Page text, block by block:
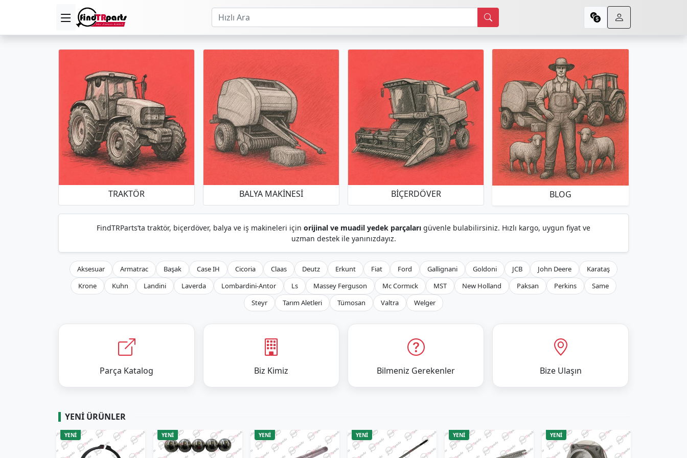
TRAKTÖR BALYA MAKINESI BIÇERDÖVER BLOG
FindTRParts’ta traktör, biçerdöver, balya ve iş makineleri için orijinal ve muadil yedek parçaları güvenle bulabilirsiniz. Hızlı kargo, uygun fiyat ve
uzman destek ile yanınızdayız.
Aksesuar Armatrac Başak Case IH Cicoria Claas Deutz Erkunt Fiat Ford Gallignani Goldoni JCB John Deere
Karataş
Krone
Kuhn Landini Laverda Lombardini-Antor Ls Massey Ferguson Mc Cormıck MST New Holland Paksan Perkins
Same
Steyr
Tarım Aletleri Tümosan Valtra Welger
Parça Katalog Biz Kimiz Bilmeniz Gerekenler Bize Ulaşın
YENI ÜRÜNLER
YENİ YENİ YENİ YENİ YENİ YENİ